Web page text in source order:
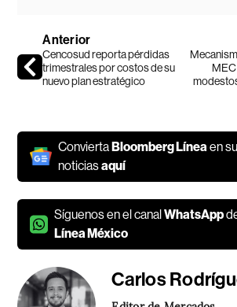
Anterior
Cencosud reporta pérdidas
trimestrales por costos de su
nuevo plan estratégico
ConviertaBloomberg Línea en
noticiasaquí
Síguenos en el canalWhatsApp
Línea México
Carlos